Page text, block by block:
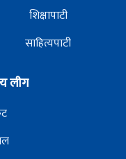
शिक्षापाटी
साहित्यपाटी
लीग